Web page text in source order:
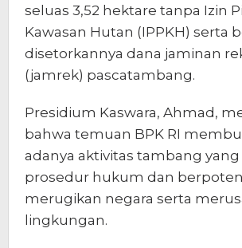
seluas 3,52 hektare tanpa Izin
Kawasan Hutan (IPPKH) serta
disetorkannya dana jaminan
(jamrek) pascatambang.
Presidium Kaswara, Ahmad,
bahwa temuan BPK RI
adanya aktivitas tambang yang
prosedur hukum dan
merugikan negara serta
lingkungan.